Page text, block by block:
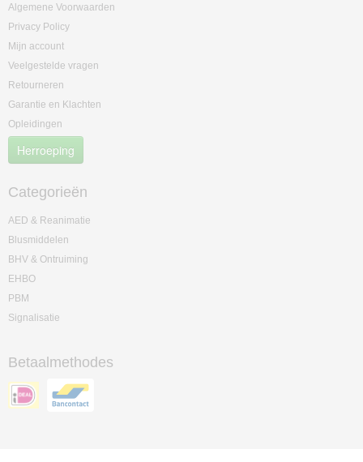
Algemene Voorwaarden
Privacy Policy
Mijn account
Veelgestelde vragen
Retourneren
Garantie en Klachten
Opleidingen
Herroeping
Categorieën
AED & Reanimatie
Blusmiddelen
BHV & Ontruiming
EHBO
PBM
Signalisatie
Betaalmethodes